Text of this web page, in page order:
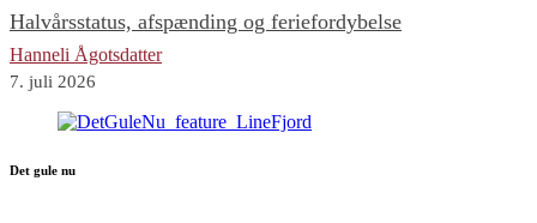
Halvårsstatus, afspænding og feriefordybelse
Hanneli Ågotsdatter
7. juli 2026
Det gule nu